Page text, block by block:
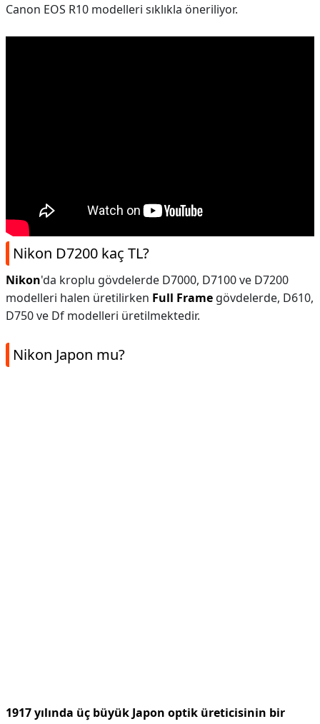
Canon EOS R10 modelleri sıklıkla öneriliyor.
Nikon D7200 kaç TL?
Nikon'da kroplu gövdelerde D7000, D7100 ve D7200
modelleri halen üretilirken Full Frame gövdelerde, D610,
D750 ve Df modelleri üretilmektedir.
Nikon Japon mu?
1917 yılında üç büyük Japon optik üreticisinin bir